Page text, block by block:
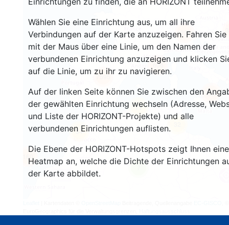
Wählen Sie eine Einrichtung aus, um all ihre
Verbindungen auf der Karte anzuzeigen. Fahren Sie
mit der Maus über eine Linie, um den Namen der
verbundenen Einrichtung anzuzeigen und klicken
auf die Linie, um zu ihr zu navigieren.
Auf der linken Seite können Sie zwischen den
der gewählten Einrichtung wechseln (Adresse,
und Liste der HORIZONT-Projekte) und alle
verbundenen Einrichtungen auflisten.
Die Ebene der HORIZONT-Hotspots zeigt Ihnen eine
Heatmap an, welche die Dichte der Einrichtungen
der Karte abbildet.
160
506
11
54
606
7595
12261